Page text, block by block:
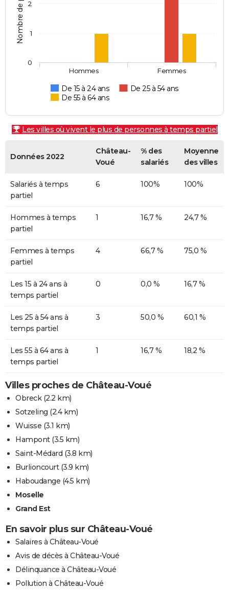
De 15 à 24 ans
De 25 à 54 ans
De 55 à 64 ans
Hommes Femmes
0
1
2
Les villes où vivent le plus de personnes à temps partiel
Données 2022
Château-
Voué
% des
salariés
Moyenne
des villes
Salariés à temps
partiel
6 100% 100%
Hommes à temps
partiel
1 16,7 % 24,7 %
Femmes à temps
partiel
4 66,7 % 75,0 %
Les 15 à 24 ans à
temps partiel
0 0,0 % 16,7 %
Les 25 à 54 ans à
temps partiel
3 50,0 % 60,1 %
Les 55 à 64 ans à
temps partiel
1 16,7 % 18,2 %
Villes proches de Château-Voué
Obreck(2.2 km)
Sotzeling (2.4 km)
Wuisse (3.1 km)
Hampont(3.5 km)
Saint-Médard (3.8 km)
Burlioncourt(3.9 km)
Haboudange (4.5 km)
Moselle
Grand Est
En savoir plus sur Château-Voué
Salaires à Château-Voué
Avis de décès à Château-Voué
Délinquance à Château-Voué
Pollution à Château-Voué